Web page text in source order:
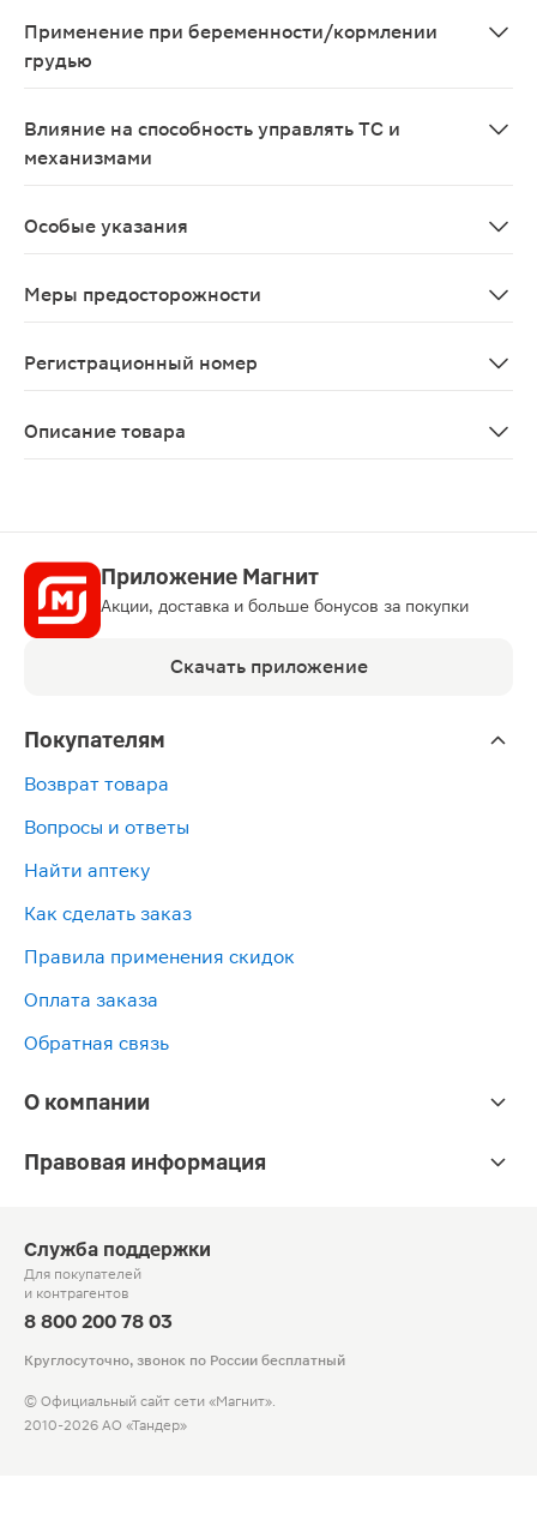
Применение при беременности/кормлении
грудью
Влияние на способность управлять ТС и
механизмами
Особые указания
Меры предосторожности
Регистрационный номер
Описание товара
Приложение Магнит
Акции, доставка и больше бонусов за покупки
Скачать приложение
Покупателям
Возврат товара
Вопросы и ответы
Найти аптеку
Как сделать заказ
Правила применения скидок
Оплата заказа
Обратная связь
О компании
Правовая информация
Служба поддержки
Для покупателей
и контрагентов
8 800 200 78 03
Круглосуточно, звонок по России бесплатный
© Официальный сайт сети «Магнит».
2010-2026 АО «Тандер»